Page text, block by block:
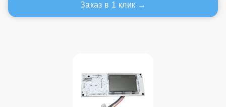
Заказ в 1 клик